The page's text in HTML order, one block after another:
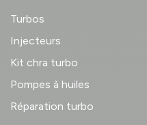
Turbos
Injecteurs
Kit chra turbo
Pompes à huiles
Réparation turbo